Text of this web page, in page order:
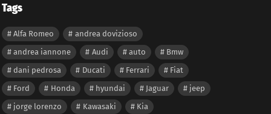
Tags
Alfa Romeo
andrea dovizioso
andrea iannone
Audi auto
Bmw
dani pedrosa
Ducati Ferrari
Fiat
Ford
Honda hyundai Jaguar
jeep
jorge lorenzo
Kawasaki
Kia